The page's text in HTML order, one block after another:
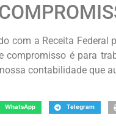
com a Receita
é para
contabilidade que
WhatsApp Telegram